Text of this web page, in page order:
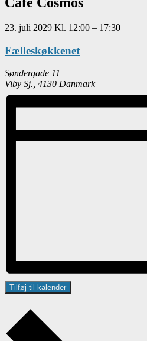
23. juli 2029 Kl. 12:00 – 17:30
Fælleskøkkenet
Søndergade 11
Viby Sj. 4130 Danmark
Tilføj til kalender